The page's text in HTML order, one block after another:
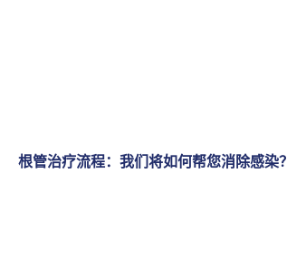
根管治疗流程：我们将如何帮您消除感染？